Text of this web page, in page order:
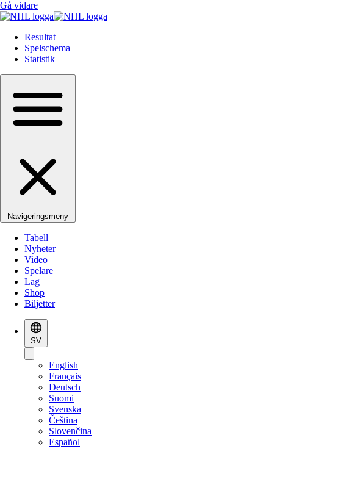
Gå vidare
Resultat
Spelschema
Statistik
Navigeringsmeny
Tabell
Nyheter
Video
Spelare
Lag
Shop
Biljetter
SV
English
Français
Deutsch
Suomi
Svenska
Čeština
Slovenčina
Español